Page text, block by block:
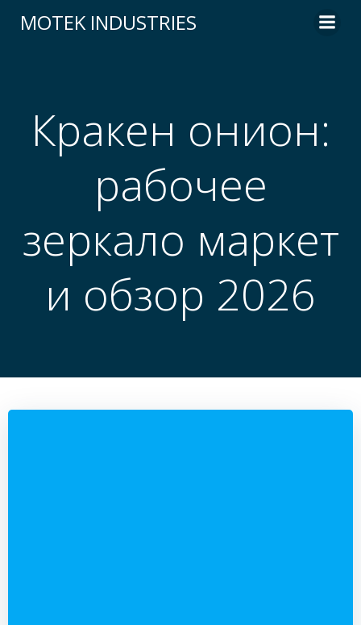
to
MOTEK INDUSTRIES
Кракен онион:
рабочее
зеркало маркет
и обзор 2026